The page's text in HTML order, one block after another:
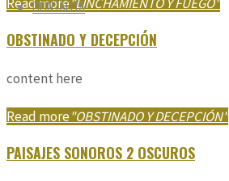
CONTACTA
OBSTINADO Y DECEPCIÓN
content here
Read more"OBSTINADO Y DECEPCIÓN"
PAISAJES SONOROS 2 OSCUROS